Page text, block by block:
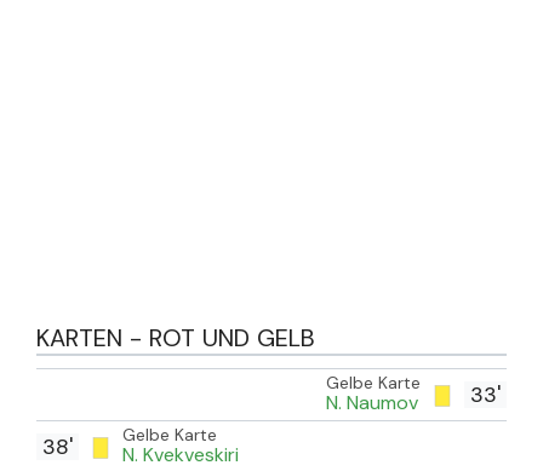
KARTEN - ROT UND GELB
33'
Gelbe Karte
N. Naumov
Gelbe Karte
N. Kvekveskiri
38'